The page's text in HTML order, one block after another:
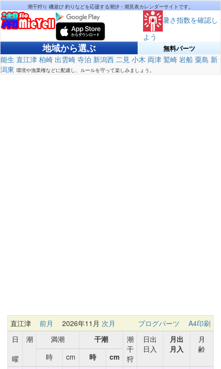
潮干狩り 磯遊び 釣りなどを応援する潮汐・潮見表カレンダーサイトです。
暑さ指数を確認し
よう
地域から選ぶ 無料パーツ
能生 直江津 柏崎 出雲崎 寺泊 新潟西 二見 小木 両津 鷲崎 岩船 粟島 新
潟東 環境や漁業権などに配慮し、ルールを守って楽しみましょう。
直江津 前月 2026年11月 次月 ブログパーツ
A4印刷
日
曜
潮 満潮 干潮
潮
干
狩
日出
日入
月出
月入
月
齢
時
cm 時
cm